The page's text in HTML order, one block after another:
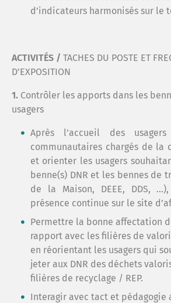
d’indicateurs harmonisés sur le
ACTIVITÉS / TACHES DU POSTE ET
D’EXPOSITION
1. Contrôler les apports dans les
usagers
Après l’accueil des
communautaires chargés de la
et orienter les usagers
benne(s) DNR et les bennes de
de la Maison, DEEE, DDS,
présence continue sur le site
Permettre la bonne affectation
rapport avec les filières de
en réorientant les usagers qui
jeter aux DNR des déchets
filières de recyclage / REP.
Interagir avec tact et pédagogie